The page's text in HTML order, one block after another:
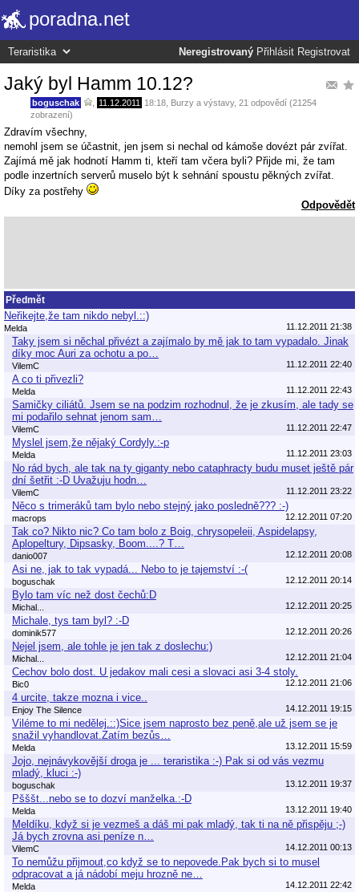
poradna.net
Neregistrovaný Přihlásit Registrovat
Jaký byl Hamm 10.12?
boguschak 11.12.2011 18:18 Burzy a výstavy, 21 odpovědí (21254
zobrazení)
Zdravím všechny,
nemohl jsem se účastnit, jen jsem si nechal od kámoše dovézt pár zvířat.
Zajímá mě jak hodnotí Hamm ti, kteří tam včera byli? Přijde mi, že tam
podle inzertních serverů muselo být k sehnání spoustu pěkných zvířat.
Díky za postřehy
Odpovědět
Předmět
Neřikejte,že tam nikdo nebyl.::)
Melda 11.12.2011 21:38
Taky jsem si něchal přivézt a zajímalo by mě jak to tam vypadalo. Jinak
díky moc Auri za ochotu a po…
VilemC 11.12.2011 22:40
A co ti přivezli?
Melda 11.12.2011 22:43
Samičky ciliátů. Jsem se na podzim rozhodnul, že je zkusím, ale tady se
mi podařilo sehnat jenom sam…
VilemC 11.12.2011 22:47
Myslel jsem,že nějaký Cordyly.:-p
Melda 11.12.2011 23:03
No rád bych, ale tak na ty giganty nebo cataphracty budu muset ještě pár
dní šetřit :-D Uvažuju hodn…
VilemC 11.12.2011 23:22
Něco s trimeráků tam bylo nebo stejný jako posledně??? :-)
macrops 12.12.2011 07:20
Tak co? Nikto nic? Co tam bolo z Boig, chrysopeleii, Aspidelapsy,
Aplopeltury, Dipsasky, Boom....? T…
danio007 12.12.2011 20:08
Asi ne, jak to tak vypadá... Nebo to je tajemství :-(
boguschak 12.12.2011 20:14
Bylo tam víc než dost čechů:D
Michal... 12.12.2011 20:25
Michale, tys tam byl? :-D
dominik577 12.12.2011 20:26
Nejel jsem, ale tohle je jen tak z doslechu:)
Michal... 12.12.2011 21:04
Cechov bolo dost. U jedakov mali cesi a slovaci asi 3-4 stoly.
Bic0 12.12.2011 21:06
4 urcite, takze mozna i vice..
Enjoy The Silence 14.12.2011 19:15
Viléme to mi nedělej.::)Sice jsem naprosto bez peně,ale už jsem se je
snažil vyhandlovat.Zatím bezůs…
Melda 13.12.2011 15:59
Jojo, nejnávykovější droga je ... teraristika :-) Pak si od vás vezmu
mladý, kluci :-)
boguschak 13.12.2011 19:37
Pšššt...nebo se to dozví manželka.:-D
Melda 13.12.2011 19:40
Meldíku, když si je vezmeš a dáš mi pak mladý, tak ti na ně přispěju ;-)
Já bych zrovna asi peníze n…
VilemC 14.12.2011 00:13
To nemůžu přijmout,co když se to nepovede.Pak bych si to musel
odpracovat a já nádobí meju hrozně ne…
Melda 14.12.2011 22:42